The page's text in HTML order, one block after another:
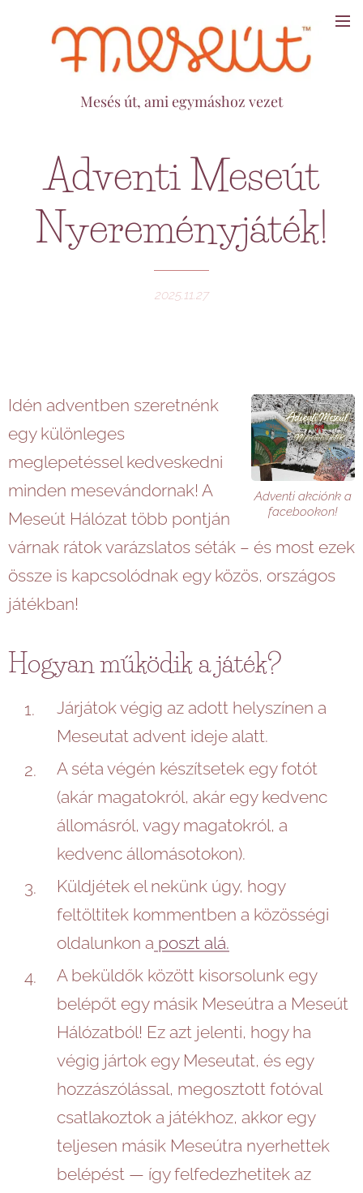
Mesés út, ami egymáshoz vezet
Adventi Meseút
Nyereményjáték!
2025.11.27
Adventi akciónk a
facebookon!
Idén adventben szeretnénk
egy különleges
meglepetéssel kedveskedni
minden mesevándornak! A
Meseút Hálózat több pontján
várnak rátok varázslatos séták – és most ezek
össze is kapcsolódnak egy közös, országos
játékban!
Hogyan működik a játék?
Járjátok végig az adott helyszínen a
Meseutat advent ideje alatt.
A séta végén készítsetek egy fotót
(akár magatokról, akár egy kedvenc
állomásról, vagy magatokról, a
kedvenc állomásotokon).
Küldjétek el nekünk úgy, hogy
feltöltitek kommentben a közösségi
oldalunkon a poszt alá.
A beküldők között kisorsolunk egy
belépőt egy másik Meseútra a Meseút
Hálózatból! Ez azt jelenti, hogy ha
végig jártok egy Meseutat, és egy
hozzászólással, megosztott fotóval
csatlakoztok a játékhoz, akkor egy
teljesen másik Meseútra nyerhettek
belépést — így felfedezhetitek az